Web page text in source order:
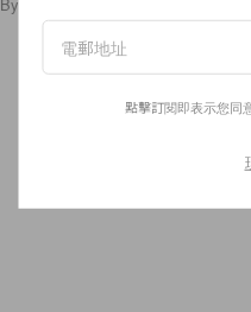
點擊訂閱即表示您同